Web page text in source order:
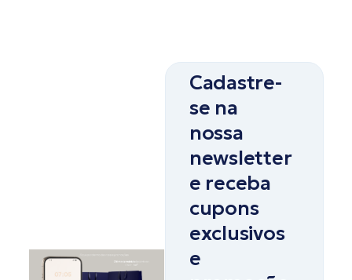
Cadastre-
se na
nossa
newsletter
e receba
cupons
exclusivos
e